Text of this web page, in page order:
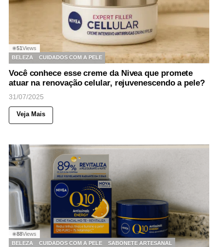
◉51Views
BELEZA
CUIDADOS COM A PELE
Você conhece esse creme da Nivea que promete
atuar na renovação celular, rejuvenescendo a pele?
31/07/2025
Veja Mais
◉88Views
BELEZA
CUIDADOS COM A PELE SABONETE ARTESANAL